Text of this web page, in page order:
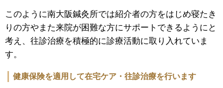
このように南大阪鍼灸所では紹介者の方をはじめ寝たき
りの方やまた来院が困難な方にサポートできるようにと
考え、往診治療を積極的に診療活動に取り入れていま
す。
健康保険を適用して在宅ケア・往診治療を行います